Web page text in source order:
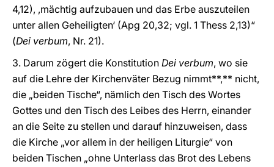
4,12), ,mächtig aufzubauen und das Erbe auszuteilen
unter allen Geheiligten‘ (Apg 20,32; vgl. 1 Thess 2,13)“
(Dei verbum, Nr. 21).
3. Darum zögert die Konstitution Dei verbum, wo sie
auf die Lehre der Kirchenväter Bezug nimmt**,** nicht,
die „beiden Tische“, nämlich den Tisch des Wortes
Gottes und den Tisch des Leibes des Herrn, einander
an die Seite zu stellen und darauf hinzuweisen, dass
die Kirche „vor allem in der heiligen Liturgie“ von
beiden Tischen „ohne Unterlass das Brot des Lebens